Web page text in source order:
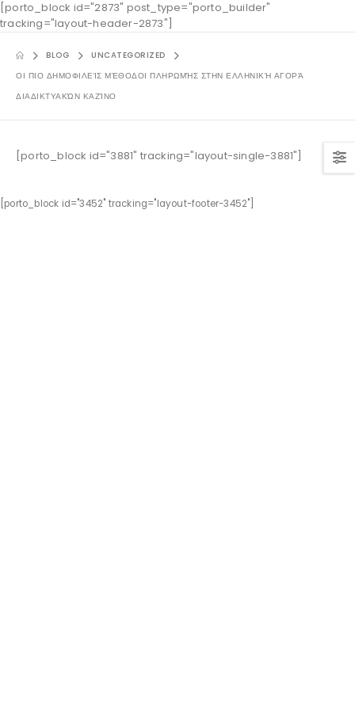
[porto_block id="2873" post_type="porto_builder"
tracking="layout-header-2873"]
BLOG
UNCATEGORIZED
ΟΙ ΠΙΟ ΔΗΜΟΦΙΛΕΊΣ ΜΈΘΟΔΟΙ ΠΛΗΡΩΜΉΣ ΣΤΗΝ ΕΛΛΗΝΙΚΉ ΑΓΟΡΆ
ΔΙΑΔΙΚΤΥΑΚΏΝ ΚΑΖΊΝΟ
[porto_block id="3881" tracking="layout-single-3881"]
[porto_block id="3452" tracking="layout-footer-3452"]